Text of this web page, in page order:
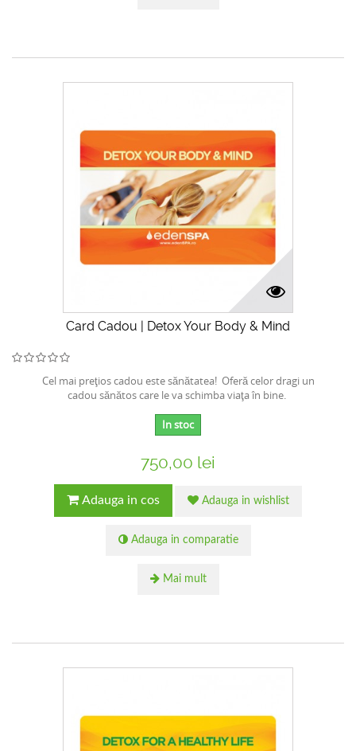
Card Cadou | Detox Your Body & Mind
Cel mai preţios cadou este sănătatea! Oferă celor dragi un
cadou sănătos care le va schimba viaţa în bine.
In stoc
750,00 lei
Adauga in cos Adauga in wishlist
Adauga in comparatie
Mai mult